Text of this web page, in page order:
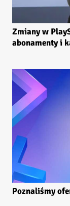
Zmiany w
abonamenty i
Poznaliśmy